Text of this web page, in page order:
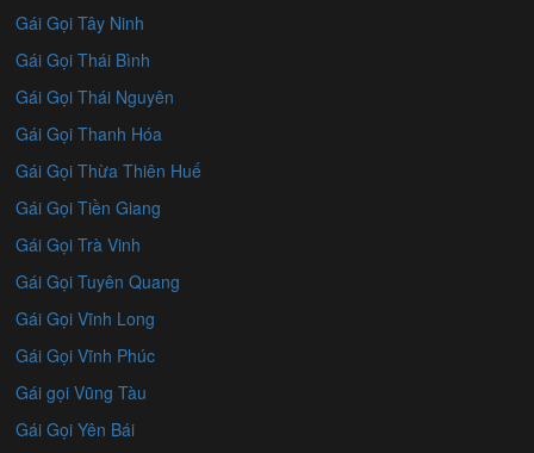
Gái Gọi Tây Ninh
Gái Gọi Thái Bình
Gái Gọi Thái Nguyên
Gái Gọi Thanh Hóa
Gái Gọi Thừa Thiên Huế
Gái Gọi Tiền Giang
Gái Gọi Trà Vinh
Gái Gọi Tuyên Quang
Gái Gọi Vĩnh Long
Gái Gọi Vĩnh Phúc
Gái gọi Vũng Tàu
Gái Gọi Yên Bái